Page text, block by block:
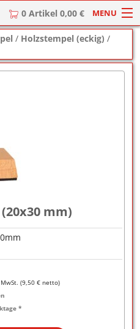
0 Artikel 0,00 € MENU
/ Holzstempel (eckig) /
mm)
(9,50€ netto)
*